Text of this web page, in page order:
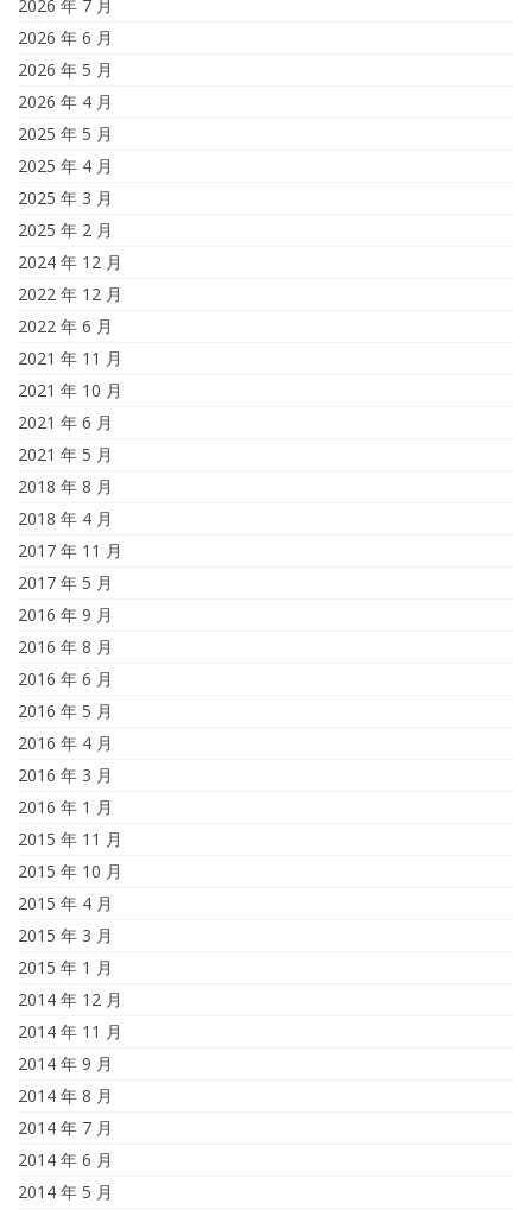
2026 年 7 月
2026 年 6 月
2026 年 5 月
2026 年 4 月
2025 年 5 月
2025 年 4 月
2025 年 3 月
2025 年 2 月
2024 年 12 月
2022 年 12 月
2022 年 6 月
2021 年 11 月
2021 年 10 月
2021 年 6 月
2021 年 5 月
2018 年 8 月
2018 年 4 月
2017 年 11 月
2017 年 5 月
2016 年 9 月
2016 年 8 月
2016 年 6 月
2016 年 5 月
2016 年 4 月
2016 年 3 月
2016 年 1 月
2015 年 11 月
2015 年 10 月
2015 年 4 月
2015 年 3 月
2015 年 1 月
2014 年 12 月
2014 年 11 月
2014 年 9 月
2014 年 8 月
2014 年 7 月
2014 年 6 月
2014 年 5 月